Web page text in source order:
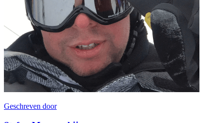
Geschreven door